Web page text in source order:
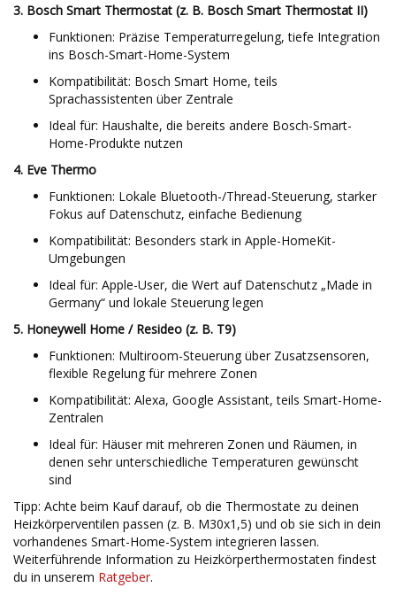
3. Bosch Smart Thermostat (z. B. Bosch Smart Thermostat II)
Funktionen: Präzise Temperaturregelung, tiefe Integration
ins Bosch-Smart-Home-System
Kompatibilität: Bosch Smart Home, teils
Sprachassistenten über Zentrale
Ideal für: Haushalte, die bereits andere Bosch-Smart-
Home-Produkte nutzen
4. Eve Thermo
Funktionen: Lokale Bluetooth-/Thread-Steuerung, starker
Fokus auf Datenschutz, einfache Bedienung
Kompatibilität: Besonders stark in Apple-HomeKit-
Umgebungen
Ideal für: Apple-User, die Wert auf Datenschutz „Made in
Germany“ und lokale Steuerung legen
5. Honeywell Home / Resideo (z. B. T9)
Funktionen: Multiroom-Steuerung über Zusatzsensoren,
flexible Regelung für mehrere Zonen
Kompatibilität: Alexa, Google Assistant, teils Smart-Home-
Zentralen
Ideal für: Häuser mit mehreren Zonen und Räumen, in
denen sehr unterschiedliche Temperaturen gewünscht
sind
Tipp: Achte beim Kauf darauf, ob die Thermostate zu deinen
Heizkörperventilen passen (z. B. M30x1,5) und ob sie sich in dein
vorhandenes Smart-Home-System integrieren lassen.
Weiterführende Information zu Heizkörperthermostaten findest
du in unserem Ratgeber.